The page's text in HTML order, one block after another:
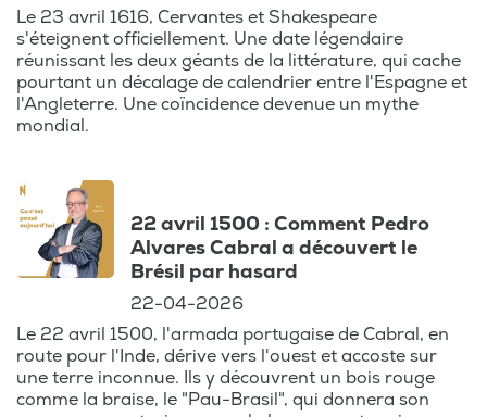
Le 23 avril 1616, Cervantes et Shakespeare
s'éteignent officiellement. Une date légendaire
réunissant les deux géants de la littérature, qui cache
pourtant un décalage de calendrier entre l'Espagne et
l'Angleterre. Une coïncidence devenue un mythe
mondial.
22 avril 1500 : Comment Pedro
Alvares Cabral a découvert le
Brésil par hasard
22-04-2026
Le 22 avril 1500, l'armada portugaise de Cabral, en
route pour l'Inde, dérive vers l'ouest et accoste sur
une terre inconnue. Ils y découvrent un bois rouge
comme la braise, le "Pau-Brasil", qui donnera son